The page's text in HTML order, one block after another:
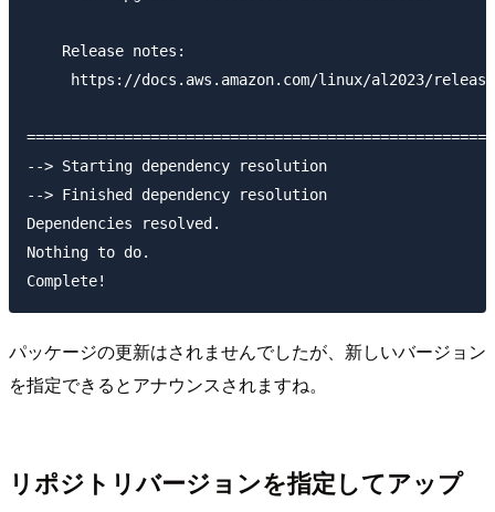
    Release notes:
https://docs.aws.amazon.com/linux/al2023/
--> Starting dependency resolution
--> Finished dependency resolution
Dependencies resolved.
Nothing to do.
パッケージの更新はされませんでしたが、新しいバージョン
を指定できるとアナウンスされますね。
リポジトリバージョンを指定してアップ